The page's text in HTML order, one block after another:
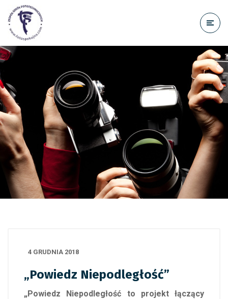
treści
4 GRUDNIA 2018
„Powiedz Niepodległość”
„Powiedz Niepodległość to projekt łączący